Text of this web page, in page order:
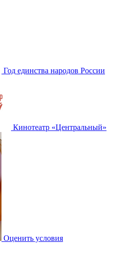
Год единства народов России
Кинотеатр «Центральный»
Оценить условия